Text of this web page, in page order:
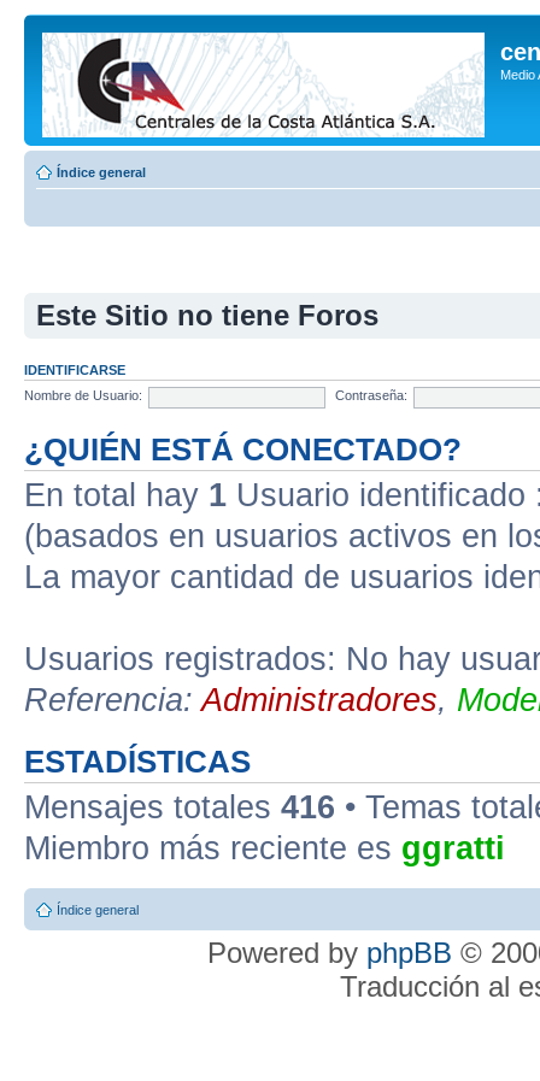
Medio
Índice general
Este Sitio no tiene Foros
IDENTIFICARSE
Nombre de Usuario:
Contraseña:
¿QUIÉN ESTÁ CONECTADO?
En total hay 1 Usuario
(basados en usuarios activos en
La mayor cantidad de usuarios
Usuarios registrados: No hay
Referencia:Administradores,
ESTADÍSTICAS
Mensajes totales 416 • Temas
Miembro más reciente es ggratti
Índice general
Powered by phpBB ©
Traducción al